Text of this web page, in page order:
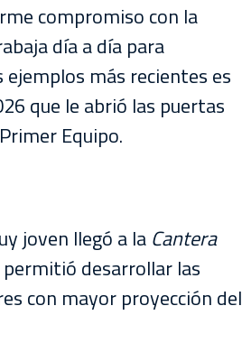
compromiso con la
día a día para
más recientes es
que le abrió las puertas
Equipo.
joven llegó a la Cantera
desarrollar las
con mayor proyección del